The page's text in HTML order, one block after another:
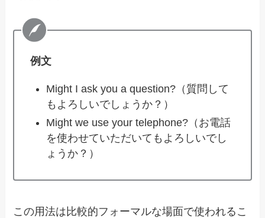
例文
Might I ask you a question?（質問して
もよろしいでしょうか？）
Might we use your telephone?（お電話
を使わせていただいてもよろしいでし
ょうか？）
この用法は比較的フォーマルな場面で使われるこ